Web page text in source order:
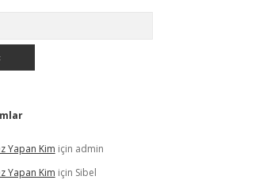
Yapan Kim için admin
Yapan Kim için Sibel